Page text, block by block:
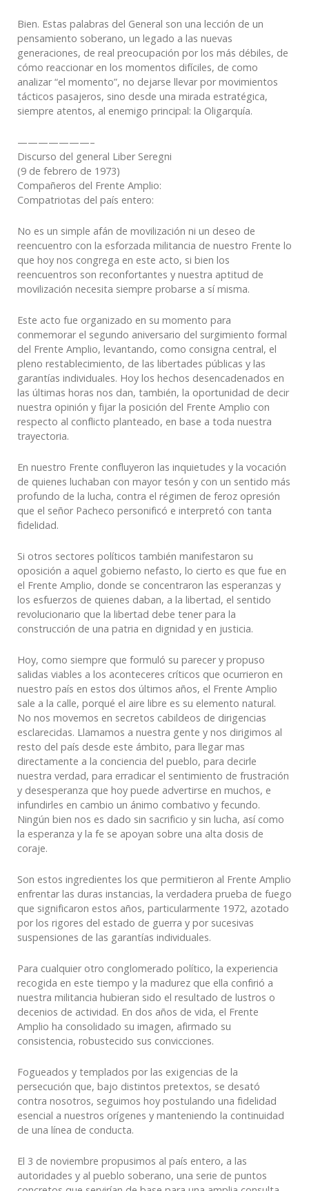
Bien. Estas palabras del General son una lección de un
pensamiento soberano, un legado a las nuevas
generaciones, de real preocupación por los más débiles, de
cómo reaccionar en los momentos difíciles, de como
analizar “el momento”, no dejarse llevar por movimientos
tácticos pasajeros, sino desde una mirada estratégica,
siempre atentos, al enemigo principal: la Oligarquía.
———————–
Discurso del general Liber Seregni
(9 de febrero de 1973)
Compañeros del Frente Amplio:
Compatriotas del país entero:
No es un simple afán de movilización ni un deseo de
reencuentro con la esforzada militancia de nuestro Frente lo
que hoy nos congrega en este acto, si bien los
reencuentros son reconfortantes y nuestra aptitud de
movilización necesita siempre probarse a sí misma.
Este acto fue organizado en su momento para
conmemorar el segundo aniversario del surgimiento formal
del Frente Amplio, levantando, como consigna central, el
pleno restablecimiento, de las libertades públicas y las
garantías individuales. Hoy los hechos desencadenados en
las últimas horas nos dan, también, la oportunidad de decir
nuestra opinión y fijar la posición del Frente Amplio con
respecto al conflicto planteado, en base a toda nuestra
trayectoria.
En nuestro Frente confluyeron las inquietudes y la vocación
de quienes luchaban con mayor tesón y con un sentido más
profundo de la lucha, contra el régimen de feroz opresión
que el señor Pacheco personificó e interpretó con tanta
fidelidad.
Si otros sectores políticos también manifestaron su
oposición a aquel gobierno nefasto, lo cierto es que fue en
el Frente Amplio, donde se concentraron las esperanzas y
los esfuerzos de quienes daban, a la libertad, el sentido
revolucionario que la libertad debe tener para la
construcción de una patria en dignidad y en justicia.
Hoy, como siempre que formuló su parecer y propuso
salidas viables a los aconteceres críticos que ocurrieron en
nuestro país en estos dos últimos años, el Frente Amplio
sale a la calle, porqué el aire libre es su elemento natural.
No nos movemos en secretos cabildeos de dirigencias
esclarecidas. Llamamos a nuestra gente y nos dirigimos al
resto del país desde este ámbito, para llegar mas
directamente a la conciencia del pueblo, para decirle
nuestra verdad, para erradicar el sentimiento de frustración
y desesperanza que hoy puede advertirse en muchos, e
infundirles en cambio un ánimo combativo y fecundo.
Ningún bien nos es dado sin sacrificio y sin lucha, así como
la esperanza y la fe se apoyan sobre una alta dosis de
coraje.
Son estos ingredientes los que permitieron al Frente Amplio
enfrentar las duras instancias, la verdadera prueba de fuego
que significaron estos años, particularmente 1972, azotado
por los rigores del estado de guerra y por sucesivas
suspensiones de las garantías individuales.
Para cualquier otro conglomerado político, la experiencia
recogida en este tiempo y la madurez que ella confirió a
nuestra militancia hubieran sido el resultado de lustros o
decenios de actividad. En dos años de vida, el Frente
Amplio ha consolidado su imagen, afirmado su
consistencia, robustecido sus convicciones.
Fogueados y templados por las exigencias de la
persecución que, bajo distintos pretextos, se desató
contra nosotros, seguimos hoy postulando una fidelidad
esencial a nuestros orígenes y manteniendo la continuidad
de una línea de conducta.
El 3 de noviembre propusimos al país entero, a las
autoridades y al pueblo soberano, una serie de puntos